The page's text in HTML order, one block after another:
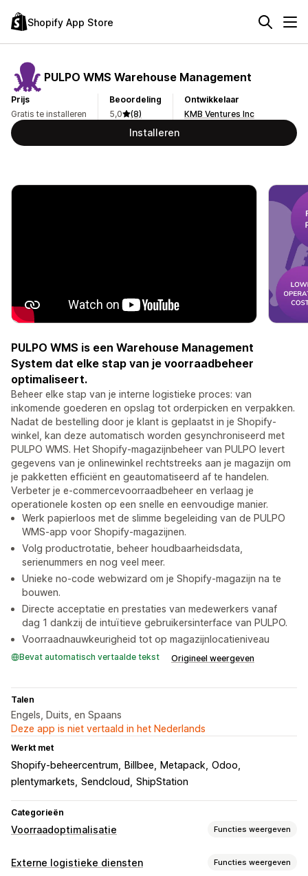
Shopify App Store
PULPO WMS Warehouse Management
Prijs
Gratis te installeren
Beoordeling
5,0
(8)
Ontwikkelaar
KMB Ventures Inc
Installeren
PULPO WMS is een Warehouse Management
System dat elke stap van je voorraadbeheer
optimaliseert.
Beheer elke stap van je interne logistieke proces: van
inkomende goederen en opslag tot orderpicken en verpakken.
Nadat de bestelling door je klant is geplaatst in je Shopify-
winkel, kan deze automatisch worden gesynchroniseerd met
PULPO WMS. Het Shopify-magazijnbeheer van PULPO levert
gegevens van je onlinewinkel rechtstreeks aan je magazijn om
je pakketten efficiënt en geautomatiseerd af te handelen.
Verbeter je e-commercevoorraadbeheer en verlaag je
operationele kosten op een snelle en eenvoudige manier.
Werk papierloos met de slimme begeleiding van de PULPO
WMS-app voor Shopify-magazijnen.
Volg productrotatie, beheer houdbaarheidsdata,
serienummers en nog veel meer.
Unieke no-code webwizard om je Shopify-magazijn na te
bouwen.
Directe acceptatie en prestaties van medewerkers vanaf
dag 1 dankzij de intuïtieve gebruikersinterface van PULPO.
Voorraadnauwkeurigheid tot op magazijnlocatieniveau
Bevat automatisch vertaalde tekst Origineel weergeven
Talen
Engels, Duits, en Spaans
Deze app is niet vertaald in het Nederlands
Werkt met
Shopify-beheercentrum Billbee Metapack Odoo
plentymarkets Sendcloud ShipStation
Categorieën
Voorraadoptimalisatie Functies weergeven
Voorraadbeheer
Externe logistieke diensten Functies weergeven